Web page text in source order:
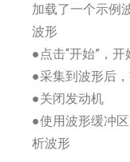
加载了一个示例
波形
●点击“开始”，
●采集到波形后
●关闭发动机
●使用波形缓冲
析波形